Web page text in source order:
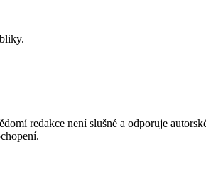
redakce není slušné a odporuje